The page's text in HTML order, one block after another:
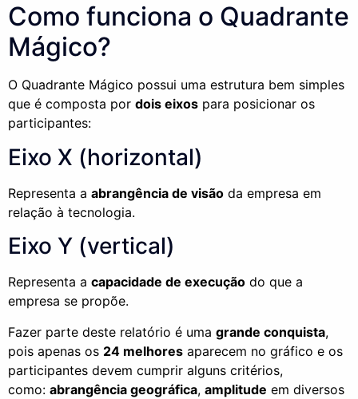
Como funciona o Quadrante
Mágico?
O Quadrante Mágico possui uma estrutura bem simples
que é composta por dois eixos para posicionar os
participantes:
Eixo X (horizontal)
Representa a abrangência de visão da empresa em
relação à tecnologia.
Eixo Y (vertical)
Representa a capacidade de execução do que a
empresa se propõe.
Fazer parte deste relatório é uma grande conquista,
pois apenas os 24 melhores aparecem no gráfico e os
participantes devem cumprir alguns critérios,
como: abrangência geográfica, amplitude em diversos